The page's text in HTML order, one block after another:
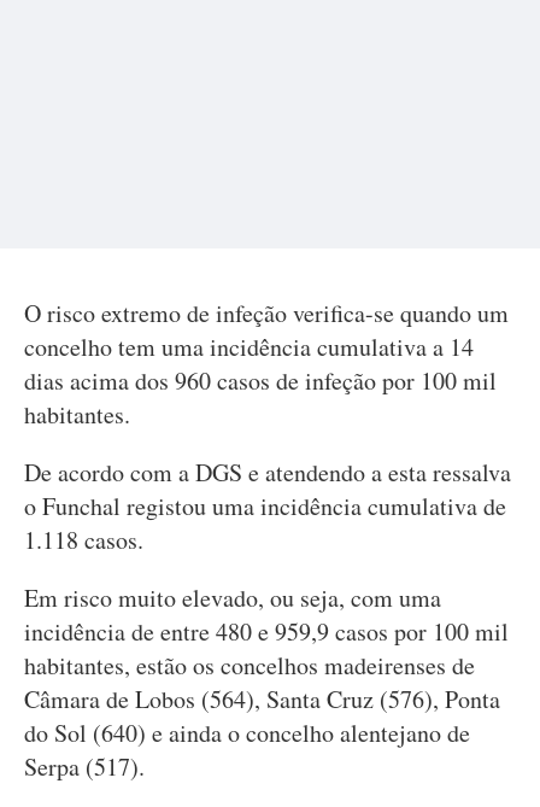
O risco extremo de infeção verifica-se quando um
concelho tem uma incidência cumulativa a 14
dias acima dos 960 casos de infeção por 100 mil
habitantes.
De acordo com a DGS e atendendo a esta ressalva
o Funchal registou uma incidência cumulativa de
1.118 casos.
Em risco muito elevado, ou seja, com uma
incidência de entre 480 e 959,9 casos por 100 mil
habitantes, estão os concelhos madeirenses de
Câmara de Lobos (564), Santa Cruz (576), Ponta
do Sol (640) e ainda o concelho alentejano de
Serpa (517).